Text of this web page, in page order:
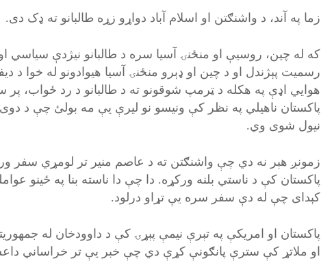
زما په آند، د واشنګتن او اسلام آباد دواړو زړه طالبانو ته ډک دی.
که له چين، روسيې او منځنۍ آسيا سره د طالبانو نيژدې سياسي
رسميت پېژندل او د چين او ډېرو منځنۍ آسيا هيوادونو له خوا د
هوايي اډې په هکله د ټرمپ شوقونو ته د طالبانو د رد ځواب، پر
پاکستان ناهيلي په نظر کې ونيسو نو ليرې يې مه بولئ چې د
نيول شوی وي.
زمونږ هېر نه دي چې واشنګتن ته د عاصم منير تر لومړي سفر
پاکستان کې د ناستي بلنه ورکړه. دا چې دا ناسته بنا په ځينو
کېدای چې له دې سفر سره يې تړاو درلود.
پاکستان او امريکې په تېرې نيمې پېړۍ کې د داوودخان له
او ملاتړ کې سترې پانګونې کړې دي چې خبر يې تر خراساني